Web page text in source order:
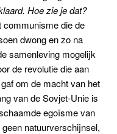
Hoe zie je dat?
communisme die de
dwong en zo na
samenleving mogelijk
de revolutie die aan
om de macht van het
van de Sovjet-Unie is
egoïsme van
natuurverschijnsel,